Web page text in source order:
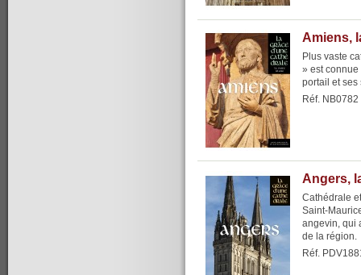
Amiens,
Plus vaste
» est
portail et
Réf. NB0782
Angers,
Cathédrale
Saint-
angevin, qui
de la région.
Réf.